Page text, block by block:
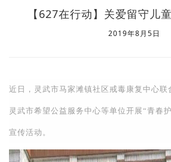
【627在行动】关爱留守儿
2019年8月5日
近日，灵武市马家滩镇社区戒毒康复中心联
灵武市希望公益服务中心等单位开展“青春
宣传活动。